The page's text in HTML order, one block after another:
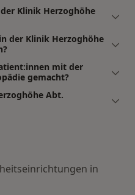
Klinik Herzoghöhe
der Klinik Herzoghöhe
mit der
gemacht?
Abt.
in